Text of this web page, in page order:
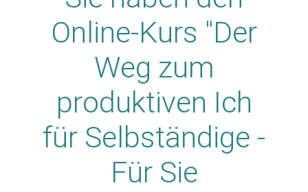
Online-Kurs "Der
Weg zum
produktiven Ich
für Selbständige -
Für Sie